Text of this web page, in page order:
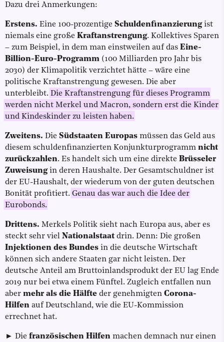
Dazu drei Anmerkungen:
Erstens. Eine 100-prozentige Schuldenfinanzierungist
niemals eine große Kraftanstrengung. Kollektives Sparen
– zum Beispiel, in dem man einstweilen auf das Eine-
Billion-Euro-Programm (100 Milliarden pro Jahr bis
2030) der Klimapolitik verzichtet hätte – wäre eine
politische Kraftanstrengung gewesen. Die aber
unterbleibt. Die Kraftanstrengung für dieses Programm
werden nicht Merkel und Macron, sondern erst die Kinder
und Kindeskinder zu leisten haben.
Zweitens. Die Südstaaten Europas müssen das Geld aus
diesem schuldenfinanzierten Konjunkturprogramm nicht
zurückzahlen. Es handelt sich um eine direkte Brüsseler
Zuweisungin deren Haushalte. Der Gesamtschuldner ist
der EU-Haushalt, der wiederum von der guten deutschen
Bonität profitiert. Genau das war auch die Idee der
Eurobonds.
Drittens. Merkels Politik sieht nach Europa aus, aber es
steckt sehr viel Nationalstaat drin. Denn: Die großen
Injektionen des Bundes in die deutsche Wirtschaft
können sich andere Staaten gar nicht leisten. Der
deutsche Anteil am Bruttoinlandsprodukt der EU lag Ende
2019 nur bei etwa einem Fünftel. Zugleich entfallen nun
aber mehr als die Hälfte der genehmigten Corona-
Hilfen auf Deutschland, wie die EU-Kommission
errechnet hat.
► Die französischen Hilfen machen demnach nur einen